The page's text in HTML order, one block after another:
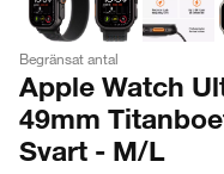
Begränsat antal
Apple Watch
49mm
Svart - M/L